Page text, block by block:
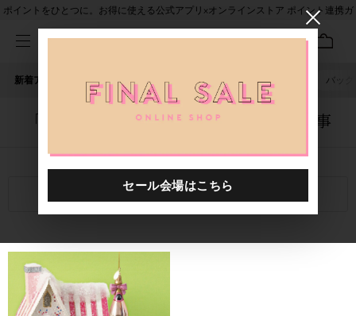
ポイントをひとつに。お得に使える公式アプリ×オンラインストア ポイント連携ガ
新着アイテム 人気ワード セール 40th限定 バッグ
「1011301.2520021.0999」に関する記事
関連キーワード